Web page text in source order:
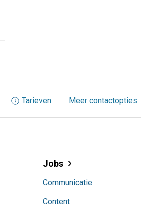
Tarieven Meer contactopties
Jobs
Communicatie
Content